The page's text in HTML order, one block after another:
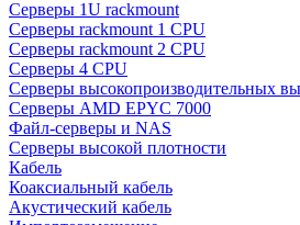
Серверы 1U rackmount
Серверы rackmount 1 CPU
Серверы rackmount 2 CPU
Серверы 4 CPU
Серверы высокопроизводительных
Серверы AMD EPYC 7000
Файл-серверы и NAS
Серверы высокой плотности
Кабель
Коаксиальный кабель
Акустический кабель